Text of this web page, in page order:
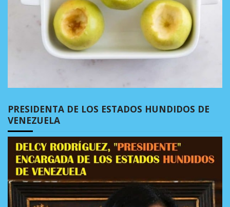
PRESIDENTA DE LOS ESTADOS HUNDIDOS DE
VENEZUELA